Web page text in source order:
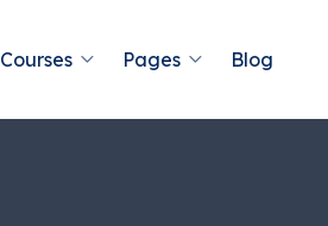
Courses Pages Blog